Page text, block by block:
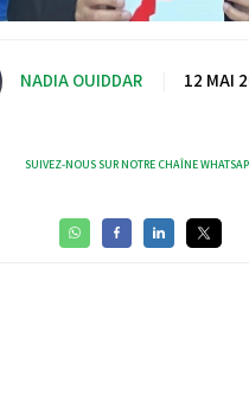
NADIA OUIDDAR 12 MAI
SUIVEZ-NOUS SUR NOTRE CHAÎNE